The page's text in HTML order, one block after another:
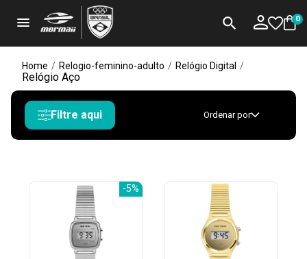
menu search 0
Home / Relogio-feminino-adulto / Relógio Digital /
Relógio Aço
Filtre aqui Ordenar por
-5%